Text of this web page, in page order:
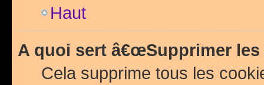
Haut
A quoi sert â€œSupprimer les
Cela supprime tous les